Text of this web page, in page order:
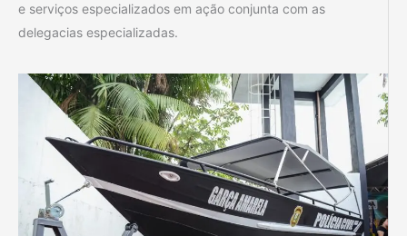
e serviços especializados em ação conjunta com as
delegacias especializadas.